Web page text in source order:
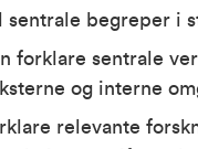
sentrale begreper i
forklare sentrale
og interne
relevante